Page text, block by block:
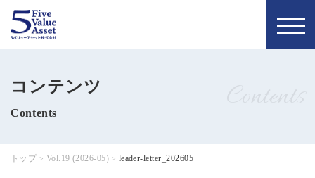
トップページ
私たちの理念
コンテンツ
Contents
トップ > Vol.19 (2026-05) > leader-letter_202605